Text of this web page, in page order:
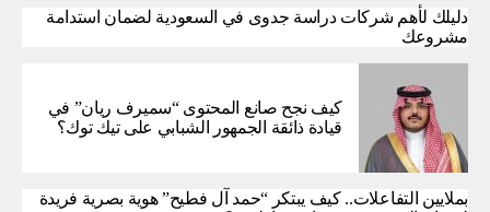
دليلك لأهم شركات دراسة جدوى في السعودية لضمان استدامة
مشروعك
كيف نجح صانع المحتوى “سميرف ريان” في
قيادة ذائقة الجمهور الشبابي على تيك توك؟
بملايين التفاعلات.. كيف يبتكر “حمد آل فطيح” هوية بصرية فريدة